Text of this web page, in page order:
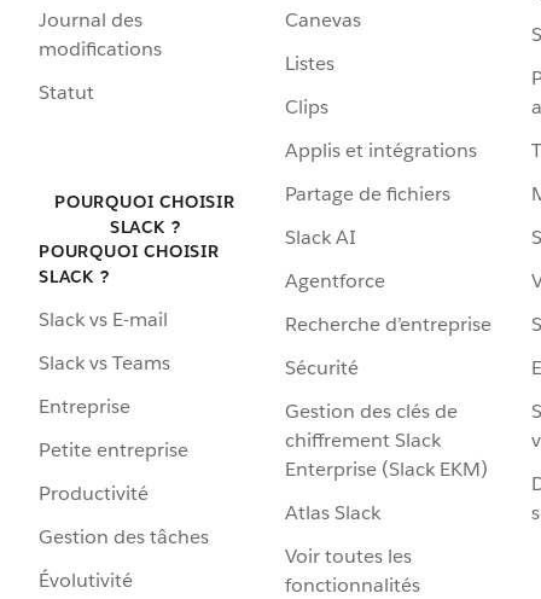
Journal des
modifications
Statut
POURQUOI CHOISIR
SLACK ?
POURQUOI CHOISIR
SLACK ?
Slack vs E-mail
Slack vs Teams
Entreprise
Petite entreprise
Productivité
Gestion des tâches
Évolutivité
Canevas
Listes
Clips
Applis et intégrations
Partage de fichiers
Slack AI
Agentforce
Recherche d’entreprise
Sécurité
Gestion des clés de
chiffrement Slack
Enterprise (Slack EKM)
Atlas Slack
Voir toutes les
fonctionnalités